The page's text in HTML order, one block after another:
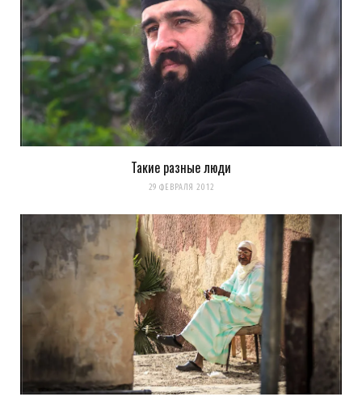
Сохранить моё имя, email и адрес сайта в этом браузере для
Уведомить меня о новых комментариях по email.
Уведомлять меня о новых записях почтой.
Оповещать о новых
комментариях. А можно простоподписаться на комментарии
Такие разные люди
29 ФЕВРАЛЯ 2012